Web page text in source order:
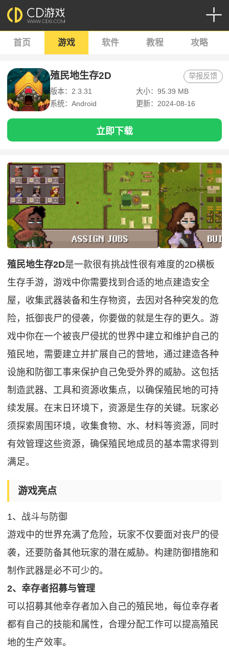
首页 游戏 软件 教程 攻略
殖民地生存2D
版本：2.3.31
大小：95.39 MB
系统：Android
更新：2024-08-16
举报反馈
立即下载
殖民地生存2D是一款很有挑战性很有难度的2D横板
生存手游，游戏中你需要找到合适的地点建造安全
屋，收集武器装备和生存物资，去因对各种突发的危
险，抵御丧尸的侵袭，你要做的就是生存的更久。游
戏中你在一个被丧尸侵扰的世界中建立和维护自己的
殖民地，需要建立并扩展自己的营地，通过建造各种
设施和防御工事来保护自己免受外界的威胁。这包括
制造武器、工具和资源收集点，以确保殖民地的可持
续发展。在末日环境下，资源是生存的关键。玩家必
须探索周围环境，收集食物、水、材料等资源，同时
有效管理这些资源，确保殖民地成员的基本需求得到
满足。
游戏亮点
1、战斗与防御
游戏中的世界充满了危险，玩家不仅要面对丧尸的侵
袭，还要防备其他玩家的潜在威胁。构建防御措施和
制作武器是必不可少的。
2、幸存者招募与管理
可以招募其他幸存者加入自己的殖民地，每位幸存者
都有自己的技能和属性，合理分配工作可以提高殖民
地的生产效率。